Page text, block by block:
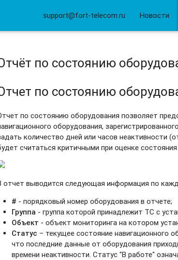
support@fort-telecom.ru Новости
по состоянию
по состоянию
по состоянию оборудования позволяет
оборудования,
количество дней или часов неактивности
считаться критичными при оценке состояния
отчет выводится следующая информация по
# - порядковый номер оборудования в отчете;
Группа - группа которой принадлежит ТС с
Объект - объект мониторинга на котором
Статус – текущее состояние навигационного
что последние данные от оборудования
времени неактивности. Статус "В работе"